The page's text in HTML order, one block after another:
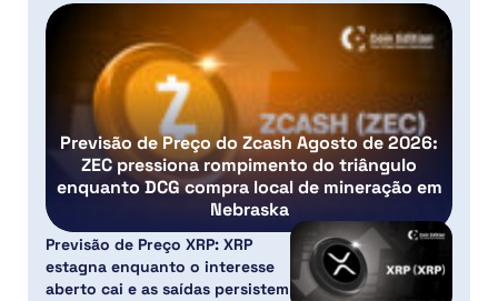
Previsão de Preço do Zcash Agosto de 2026:
ZEC pressiona rompimento do triângulo
enquanto DCG compra local de mineração em
Nebraska
Previsão de Preço XRP: XRP
estagna enquanto o interesse
aberto cai e as saídas persistem